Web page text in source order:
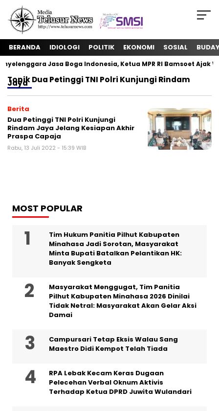
BERANDA IDIOLOGI POLITIK EKONOMI SOSIAL
Jasa Boga Indonesia, Ketua MPR RI Bamsoet Ajak
TopikDua Petinggi TNI Polri Kunjungi Rindam
Jaya
Berita
Dua Petinggi TNI Polri Kunjungi
Rindam Jaya Jelang Kesiapan Akhir
Praspa Capaja
Rabu, 13 Juli 2022 - 15:39 WIB
MOST POPULAR
Tim Hukum Panitia Pilhut Kabupaten
Minahasa Jadi Sorotan, Masyarakat
Minta Bupati Batalkan Pelantikan HK:
Banyak Sengketa
Masyarakat Menggugat, Tim Panitia
Pilhut Kabupaten Minahasa 2026 Dinilai
Tidak Netral: Masyarakat Akan Gelar Aksi
Damai
Campursari Tetap Eksis Walau Sang
Maestro Didi Kempot Telah Tiada
RPA Lebak Kecam Keras Dugaan
Pelecehan Verbal Oknum Aktivis
Terhadap Ketua DPRD Juwita Wulandari